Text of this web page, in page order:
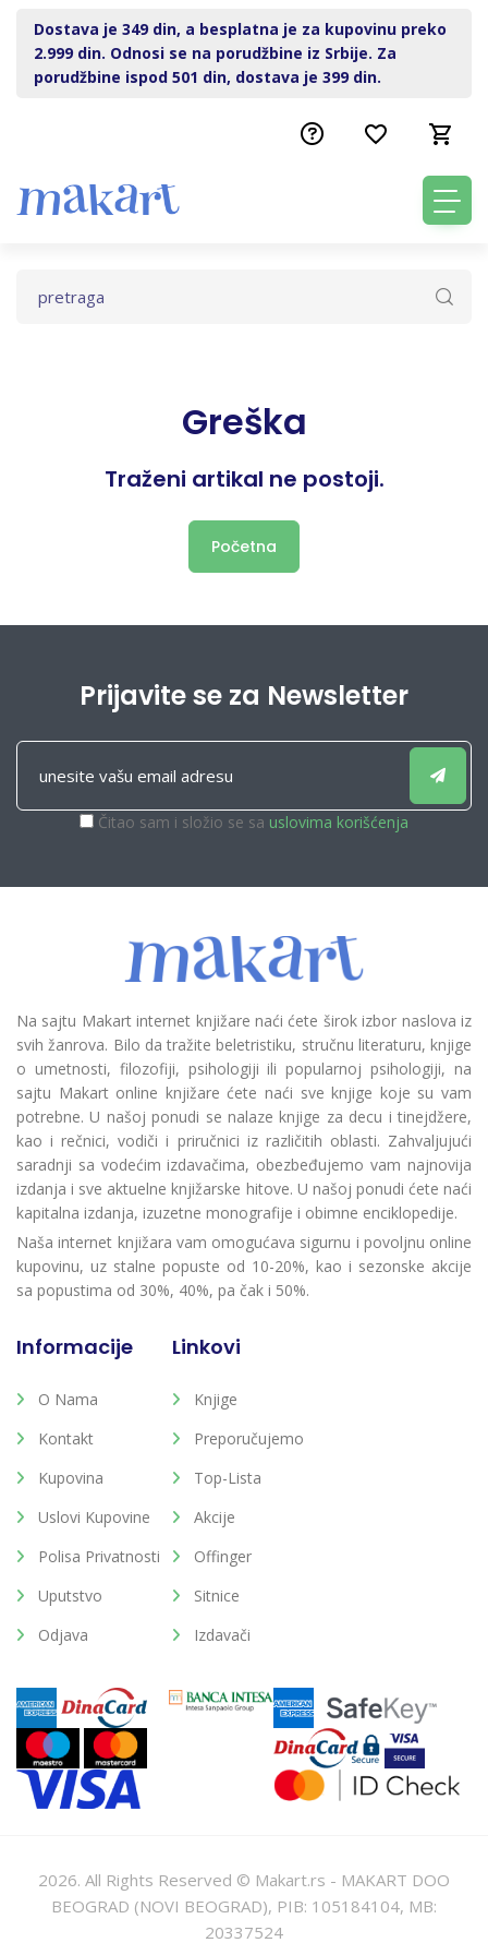
Dostava je 349 din, a besplatna je za kupovinu preko
2.999 din. Odnosi se na porudžbine iz Srbije. Za
porudžbine ispod 501 din, dostava je 399 din.
Greška
Traženi artikal ne postoji.
Početna
Prijavite se za Newsletter
Čitao sam i složio se sa uslovima korišćenja
Na sajtu Makart internet knjižare naći ćete širok izbor naslova iz
svih žanrova. Bilo da tražite beletristiku, stručnu literaturu, knjige
o umetnosti, filozofiji, psihologiji ili popularnoj psihologiji, na
sajtu Makart online knjižare ćete naći sve knjige koje su vam
potrebne. U našoj ponudi se nalaze knjige za decu i tinejdžere,
kao i rečnici, vodiči i priručnici iz različitih oblasti. Zahvaljujući
saradnji sa vodećim izdavačima, obezbeđujemo vam najnovija
izdanja i sve aktuelne knjižarske hitove. U našoj ponudi ćete naći
kapitalna izdanja, izuzetne monografije i obimne enciklopedije.
Naša internet knjižara vam omogućava sigurnu i povoljnu online
kupovinu, uz stalne popuste od 10-20%, kao i sezonske akcije
sa popustima od 30%, 40%, pa čak i 50%.
Informacije
O Nama
Kontakt
Kupovina
Uslovi Kupovine
Polisa Privatnosti
Uputstvo
Odjava
Linkovi
Knjige
Preporučujemo
Top-Lista
Akcije
Offinger
Sitnice
Izdavači
2026. All Rights Reserved © Makart.rs - MAKART DOO
BEOGRAD (NOVI BEOGRAD), PIB: 105184104, MB:
20337524